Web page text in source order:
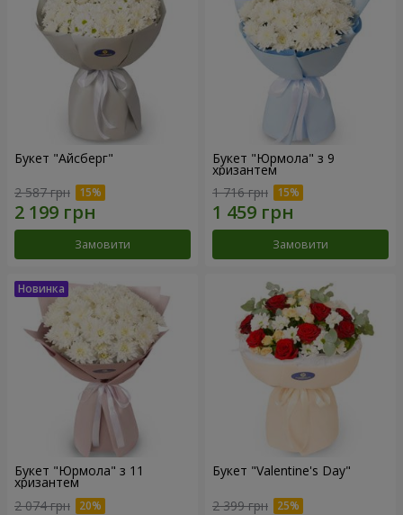
Букет "Айсберг"
2 587 грн
Замовити
Букет "Юрмола" з 9
хризантем
1 716 грн
Замовити
Букет "Юрмола" з 11
хризантем
2 074 грн
Букет "Valentine's Day"
2 399 грн